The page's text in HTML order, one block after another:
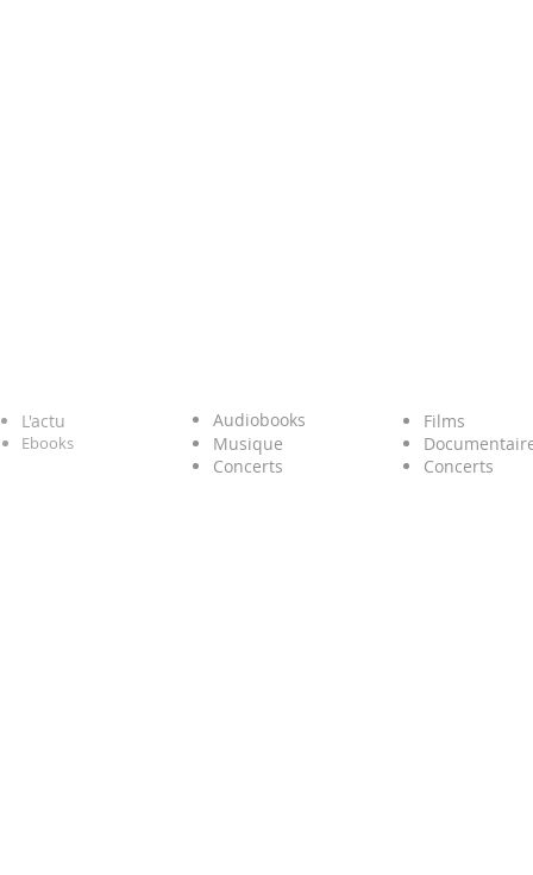
L'actu
Ebooks
Audiobooks
Musique
Concerts
Films
Concerts